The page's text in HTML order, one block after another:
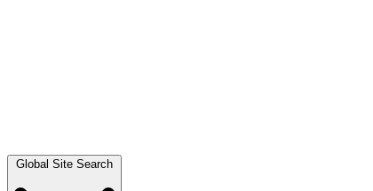
Global Site Search